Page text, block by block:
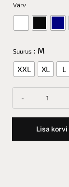
Värv
Suurus : M
XXL
XL L
Lisa korvi